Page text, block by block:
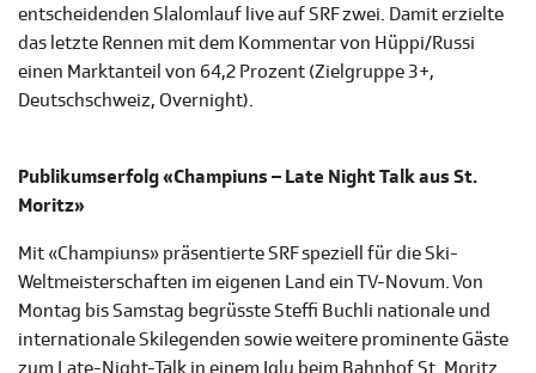
entscheidenden Slalomlauf live auf SRF zwei. Damit erzielte
das letzte Rennen mit dem Kommentar von Hüppi/Russi
einen Marktanteil von 64,2 Prozent (Zielgruppe 3+,
Deutschschweiz, Overnight).
Publikumserfolg «Champiuns – Late Night Talk aus St.
Moritz»
Mit «Champiuns» präsentierte SRF speziell für die Ski-
Weltmeisterschaften im eigenen Land ein TV-Novum. Von
Montag bis Samstag begrüsste Steffi Buchli nationale und
internationale Skilegenden sowie weitere prominente Gäste